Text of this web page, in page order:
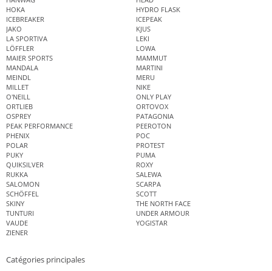
HOKA
HYDRO FLASK
ICEBREAKER
ICEPEAK
JAKO
KJUS
LA SPORTIVA
LEKI
LÖFFLER
LOWA
MAIER SPORTS
MAMMUT
MANDALA
MARTINI
MEINDL
MERU
MILLET
NIKE
O'NEILL
ONLY PLAY
ORTLIEB
ORTOVOX
OSPREY
PATAGONIA
PEAK PERFORMANCE
PEEROTON
PHENIX
POC
POLAR
PROTEST
PUKY
PUMA
QUIKSILVER
ROXY
RUKKA
SALEWA
SALOMON
SCARPA
SCHÖFFEL
SCOTT
SKINY
THE NORTH FACE
TUNTURI
UNDER ARMOUR
VAUDE
YOGISTAR
ZIENER
Catégories principales